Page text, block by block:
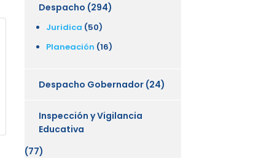
Despacho (294)
Juridica (50)
Planeación (16)
Despacho Gobernador (24)
Inspección y Vigilancia
Educativa
(77)